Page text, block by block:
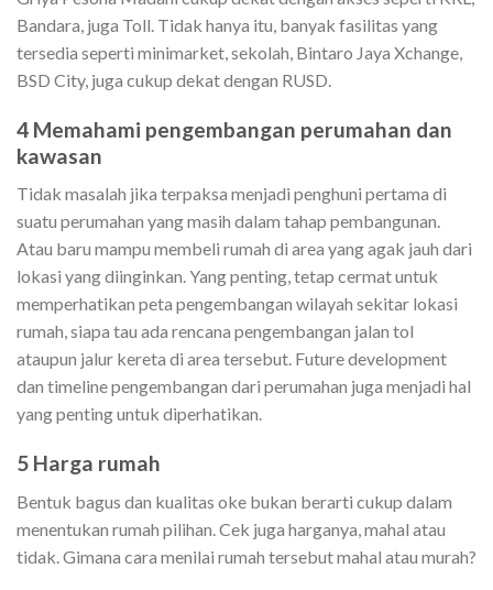
Bandara, juga Toll. Tidak hanya itu, banyak fasilitas yang
tersedia seperti minimarket, sekolah, Bintaro Jaya Xchange,
BSD City, juga cukup dekat dengan RUSD.
4 Memahami pengembangan perumahan dan
kawasan
Tidak masalah jika terpaksa menjadi penghuni pertama di
suatu perumahan yang masih dalam tahap pembangunan.
Atau baru mampu membeli rumah di area yang agak jauh dari
lokasi yang diinginkan. Yang penting, tetap cermat untuk
memperhatikan peta pengembangan wilayah sekitar lokasi
rumah, siapa tau ada rencana pengembangan jalan tol
ataupun jalur kereta di area tersebut. Future development
dan timeline pengembangan dari perumahan juga menjadi hal
yang penting untuk diperhatikan.
5 Harga rumah
Bentuk bagus dan kualitas oke bukan berarti cukup dalam
menentukan rumah pilihan. Cek juga harganya, mahal atau
tidak. Gimana cara menilai rumah tersebut mahal atau murah?